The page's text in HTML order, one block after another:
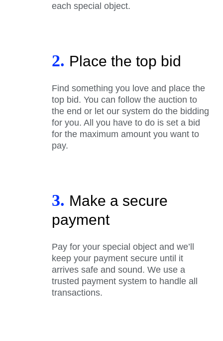
each special object.
2. Place the top bid
Find something you love and place the
top bid. You can follow the auction to
the end or let our system do the bidding
for you. All you have to do is set a bid
for the maximum amount you want to
pay.
3. Make a secure
payment
Pay for your special object and we’ll
keep your payment secure until it
arrives safe and sound. We use a
trusted payment system to handle all
transactions.